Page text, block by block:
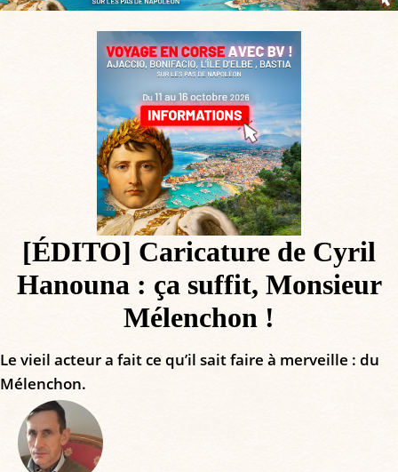
[ÉDITO] Caricature de Cyril
Hanouna : ça suffit, Monsieur
Mélenchon !
Le vieil acteur a fait ce qu’il sait faire à merveille : du
Mélenchon.